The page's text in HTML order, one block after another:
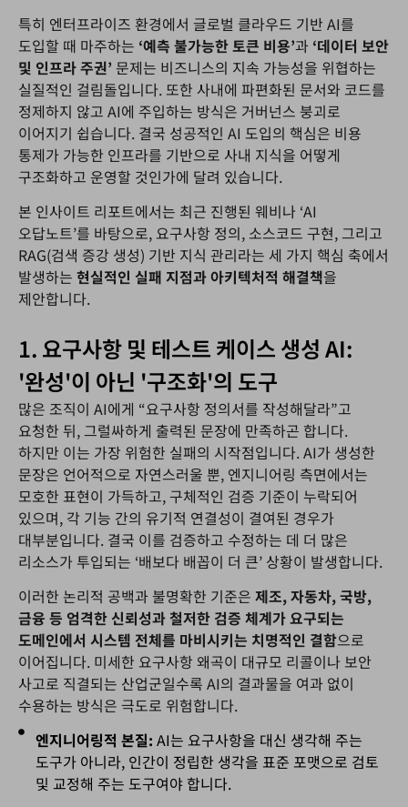
특히 엔터프라이즈 환경에서 글로벌 클라우드 기반 AI를
도입할 때 마주하는 ‘예측 불가능한토큰 비용’과 ‘데이터 보안
및 인프라주권’문제는 비즈니스의 지속 가능성을 위협하는
실질적인 걸림돌입니다. 또한 사내에 파편화된 문서와 코드를
정제하지 않고 AI에 주입하는 방식은 거버넌스 붕괴로
이어지기 쉽습니다. 결국 성공적인 AI 도입의 핵심은 비용
통제가 가능한 인프라를 기반으로 사내 지식을 어떻게
구조화하고 운영할 것인가에 달려 있습니다.
본 인사이트 리포트에서는 최근 진행된 웨비나 ‘AI
오답노트’를 바탕으로, 요구사항 정의, 소스코드 구현, 그리고
RAG(검색 증강 생성) 기반 지식 관리라는 세 가지 핵심 축에서
발생하는 현실적인 실패 지점과아키텍처적 해결책을
제안합니다.
1. 요구사항 및 테스트 케이스 생성 AI:
'완성'이 아닌 '구조화'의 도구
많은 조직이 AI에게 “요구사항 정의서를 작성해달라”고
요청한 뒤, 그럴싸하게 출력된 문장에 만족하곤 합니다.
하지만 이는 가장 위험한 실패의 시작점입니다. AI가 생성한
문장은 언어적으로 자연스러울 뿐, 엔지니어링 측면에서는
모호한 표현이 가득하고, 구체적인 검증 기준이 누락되어
있으며, 각 기능 간의 유기적 연결성이 결여된 경우가
대부분입니다. 결국 이를 검증하고 수정하는 데 더 많은
리소스가 투입되는 ‘배보다 배꼽이 더 큰’ 상황이 발생합니다.
이러한 논리적 공백과 불명확한 기준은 제조,자동차,국방,
금융 등 엄격한 신뢰성과철저한 검증 체계가요구되는
도메인에서 시스템 전체를 마비시키는 치명적인 결함으로
이어집니다. 미세한 요구사항 왜곡이 대규모 리콜이나 보안
사고로 직결되는 산업군일수록 AI의 결과물을 여과 없이
수용하는 방식은 극도로 위험합니다.
엔지니어링적 본질: AI는 요구사항을 대신 생각해 주는
도구가 아니라, 인간이 정립한 생각을 표준 포맷으로 검토
및 교정해 주는 도구여야 합니다.